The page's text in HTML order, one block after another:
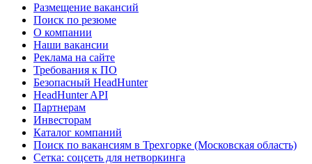
Размещение вакансий
Поиск по резюме
О компании
Наши вакансии
Реклама на сайте
Требования к ПО
Безопасный HeadHunter
HeadHunter API
Партнерам
Инвесторам
Каталог компаний
Поиск по вакансиям в Трехгорке (Московская область)
Сетка: соцсеть для нетворкинга